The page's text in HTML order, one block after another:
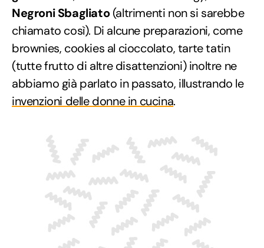
Negroni Sbagliato(altrimenti non si sarebbe
chiamato così). Di alcune preparazioni, come
brownies, cookies al cioccolato, tarte tatin
(tutte frutto di altre disattenzioni) inoltre ne
abbiamo già parlato in passato, illustrando le
invenzioni delle donne in cucina.